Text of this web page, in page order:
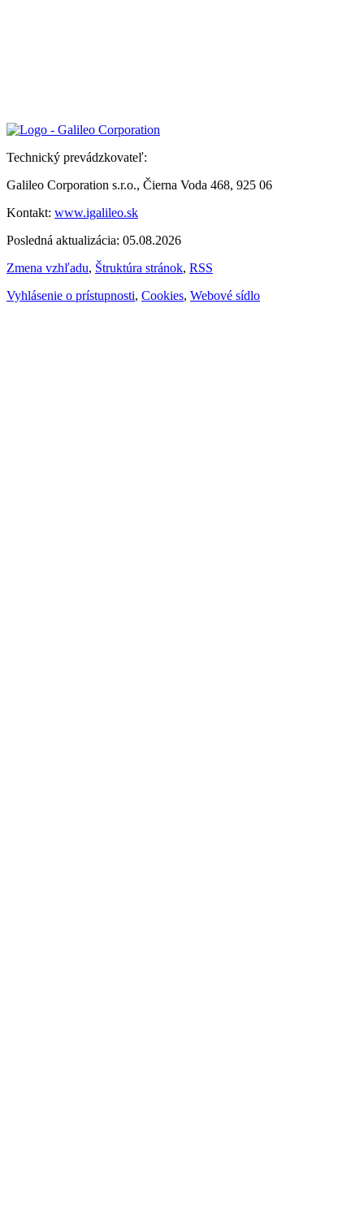
Technický prevádzkovateľ:
Galileo Corporation s.r.o., Čierna Voda 468, 925 06
Kontakt: www.igalileo.sk
Posledná aktualizácia: 05.08.2026
Zmena vzhľadu, Štruktúra stránok, RSS
Vyhlásenie o prístupnosti, Cookies, Webové sídlo